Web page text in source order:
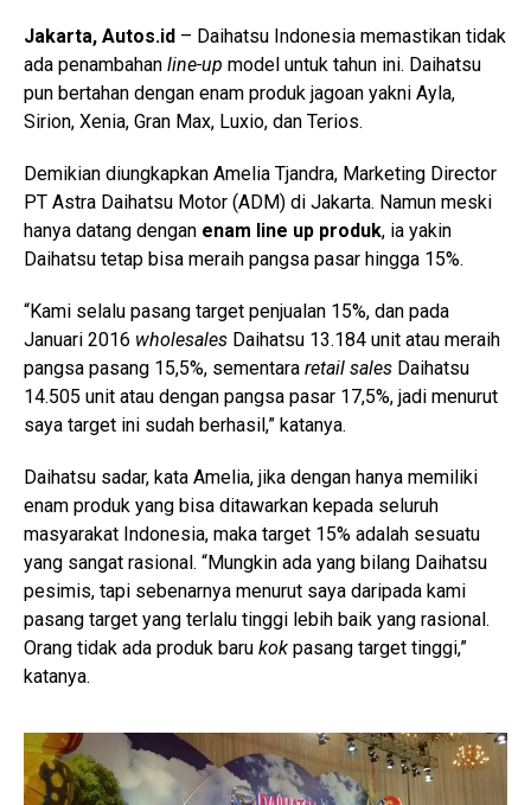
Jakarta, Autos.id – Daihatsu Indonesia memastikan tidak
ada penambahan line-up model untuk tahun ini. Daihatsu
pun bertahan dengan enam produk jagoan yakni Ayla,
Sirion, Xenia, Gran Max, Luxio, dan Terios.
Demikian diungkapkan Amelia Tjandra, Marketing Director
PT Astra Daihatsu Motor (ADM) di Jakarta. Namun meski
hanya datang dengan enam line up produk, ia yakin
Daihatsu tetap bisa meraih pangsa pasar hingga 15%.
“Kami selalu pasang target penjualan 15%, dan pada
Januari 2016 wholesales Daihatsu 13.184 unit atau meraih
pangsa pasang 15,5%, sementara retail sales Daihatsu
14.505 unit atau dengan pangsa pasar 17,5%, jadi menurut
saya target ini sudah berhasil,” katanya.
Daihatsu sadar, kata Amelia, jika dengan hanya memiliki
enam produk yang bisa ditawarkan kepada seluruh
masyarakat Indonesia, maka target 15% adalah sesuatu
yang sangat rasional. “Mungkin ada yang bilang Daihatsu
pesimis, tapi sebenarnya menurut saya daripada kami
pasang target yang terlalu tinggi lebih baik yang rasional.
Orang tidak ada produk baru kok pasang target tinggi,”
katanya.